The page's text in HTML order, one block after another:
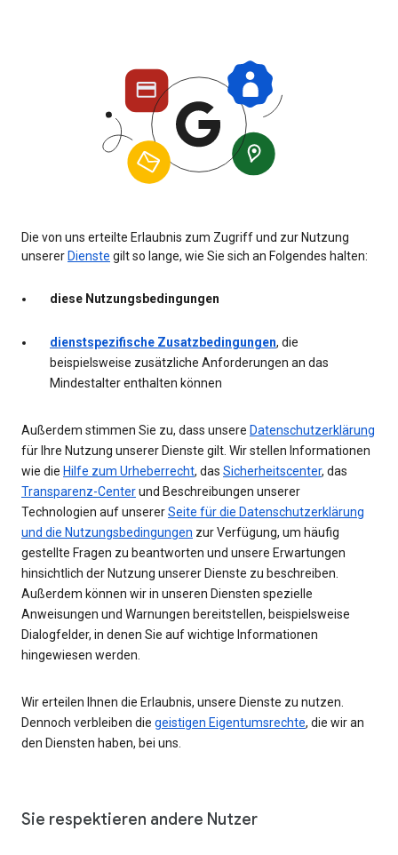
Die von uns erteilte Erlaubnis zum Zugriff und zur Nutzung
unsererDienste gilt so lange, wie Sie sich an Folgendes halten:
diese Nutzungsbedingungen
dienstspezifische Zusatzbedingungen, die
beispielsweise zusätzliche Anforderungen an das
Mindestalter enthalten können
Außerdem stimmen Sie zu, dass unsere Datenschutzerklärung
für Ihre Nutzung unserer Dienste gilt. Wir stellen Informationen
wie die Hilfe zum Urheberrecht, das Sicherheitscenter, das
Transparenz-Centerund Beschreibungen unserer
Technologien auf unsererSeite für die Datenschutzerklärung
und die Nutzungsbedingungen zur Verfügung, um häufig
gestellte Fragen zu beantworten und unsere Erwartungen
hinsichtlich der Nutzung unserer Dienste zu beschreiben.
Außerdem können wir in unseren Diensten spezielle
Anweisungen und Warnungen bereitstellen, beispielsweise
Dialogfelder, in denen Sie auf wichtige Informationen
hingewiesen werden.
Wir erteilen Ihnen die Erlaubnis, unsere Dienste zu nutzen.
Dennoch verbleiben die geistigen Eigentumsrechte, die wir an
den Diensten haben, bei uns.
Sie respektieren andere Nutzer